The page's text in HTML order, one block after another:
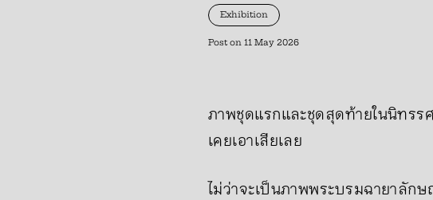
Exhibition
Post on 11 May 2026
ภาพชุดแรกและชุดสุดท้ายในนิทรร
เคยเอาเสียเลย
ไม่ว่าจะเป็นภาพพระบรมฉายาลัก